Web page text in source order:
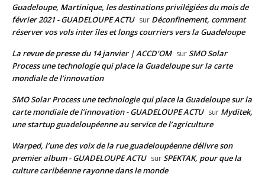
Guadeloupe, Martinique, les destinations privilégiées du mois de
février 2021 - GUADELOUPE ACTU sur Déconfinement, comment
réserver vos vols inter îles et longs courriers vers la Guadeloupe
La revue de presse du 14 janvier | ACCD'OM surSMO Solar
Process une technologie qui place la Guadeloupe sur la carte
mondiale de l’innovation
SMO Solar Process une technologie qui place la Guadeloupe sur la
carte mondiale de l’innovation - GUADELOUPE ACTU sur Myditek,
une startup guadeloupéenne au service de l’agriculture
Warped, l’une des voix de la rue guadeloupéenne délivre son
premier album - GUADELOUPE ACTU surSPEKTAK, pour que la
culture caribéenne rayonne dans le monde